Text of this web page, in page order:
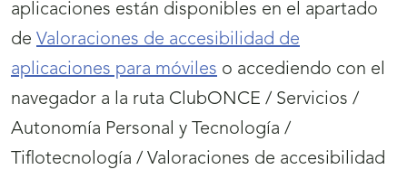
aplicaciones están disponibles en el apartado
de Valoraciones de accesibilidad de
aplicaciones para móviles o accediendo con el
navegador a la ruta ClubONCE / Servicios /
Autonomía Personal y Tecnología /
Tiflotecnología / Valoraciones de accesibilidad